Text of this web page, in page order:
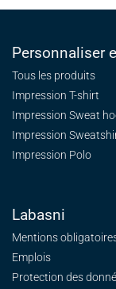
Personnaliser
Tous les produits
Impression T-shirt
Impression Sweat
Impression
Impression Polo
Labasni
Mentions
Emplois
Protection des